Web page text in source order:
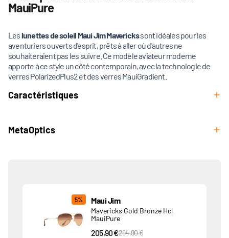
MauiPure
Leslunettes de soleil Maui Jim Maverickssont idéales pour les
aventuriers ouverts d'esprit, prêts à aller où d'autres ne
souhaiteraient pas les suivre. Ce modèle aviateur moderne
apporte à ce style un côté contemporain, avec la technologie de
verres PolarizedPlus2 et des verres MauiGradient.
Caractéristiques
MetaOptics
5% Maui Jim
Mavericks Gold Bronze Hcl
MauiPure
205,90 €PVC Price
294,90 €